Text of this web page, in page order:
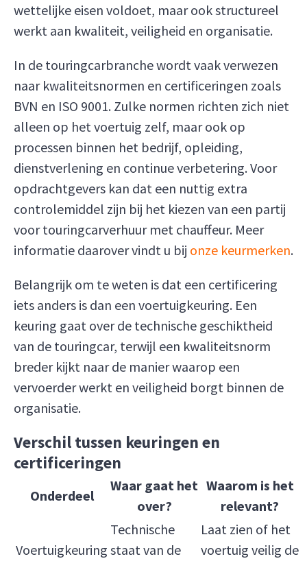
wettelijke eisen voldoet, maar ook structureel
werkt aan kwaliteit, veiligheid en organisatie.
In de touringcarbranche wordt vaak verwezen
naar kwaliteitsnormen en certificeringen zoals
BVN en ISO 9001. Zulke normen richten zich niet
alleen op het voertuig zelf, maar ook op
processen binnen het bedrijf, opleiding,
dienstverlening en continue verbetering. Voor
opdrachtgevers kan dat een nuttig extra
controlemiddel zijn bij het kiezen van een partij
voor touringcarverhuur met chauffeur. Meer
informatie daarover vindt u bij onze keurmerken.
Belangrijk om te weten is dat een certificering
iets anders is dan een voertuigkeuring. Een
keuring gaat over de technische geschiktheid
van de touringcar, terwijl een kwaliteitsnorm
breder kijkt naar de manier waarop een
vervoerder werkt en veiligheid borgt binnen de
organisatie.
Verschil tussen keuringen en
certificeringen
Onderdeel
Waar gaat het
over?
Waarom is het
relevant?
Voertuigkeuring
Technische
staat van de
Laat zien of het
voertuig veilig de